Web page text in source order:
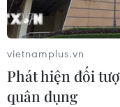
#Quảng Bình
#Nhu yếu phẩm
Quảng Bình
vietnamplus.vn
Phát hiện đối
quân dụng